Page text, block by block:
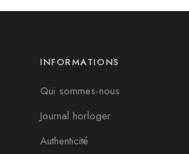
INFORMATIONS
Qui sommes-nous
Journal horloger
Authenticité